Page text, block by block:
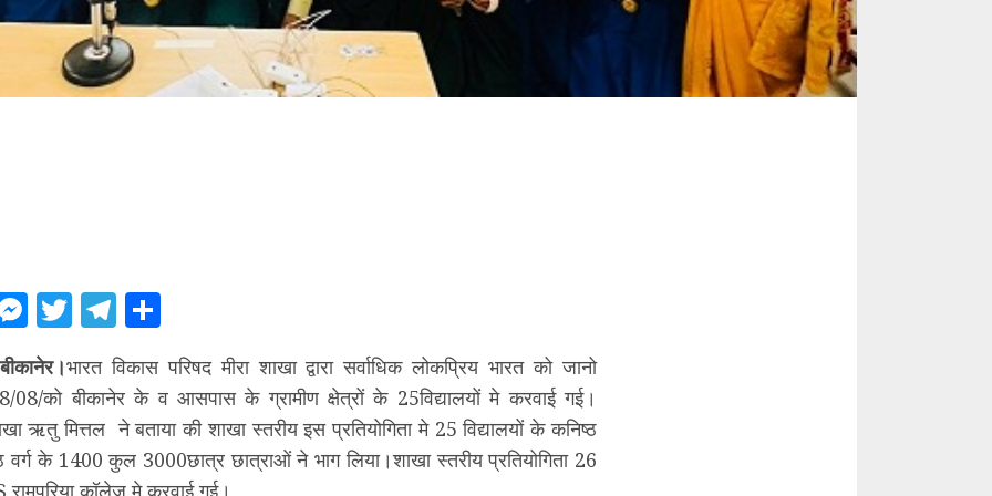
Messenger
TwitterTelegram
भारत विकास परिषद मीरा शाखा द्वारा सर्वाधिक लोकप्रिय भारत को जानो
08/को बीकानेर के व आसपास के ग्रामीण क्षेत्रों के 25विद्यालयों मे करवाई गई।
ऋतु मित्तल ने बताया की शाखा स्तरीय इस प्रतियोगिता मे 25 विद्यालयों के कनिष्ठ
वर्ग के 1400 कुल 3000छात्र छात्राओं ने भाग लिया।शाखा स्तरीय प्रतियोगिता 26